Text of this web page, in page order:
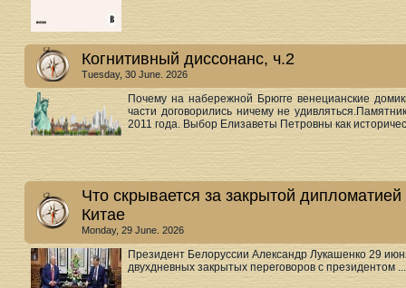
Когнитивный диссонанс, ч.2
Tuesday, 30 June. 2026
Почему на набережной Брюгге венецианские
части договорились ничему не
2011 года. Выбор Елизаветы Петровны как
Что скрывается за закрытой
Китае
Monday, 29 June. 2026
Президент Белоруссии Александр Лукашенко 29
двухдневных закрытых переговоров с президентом ...